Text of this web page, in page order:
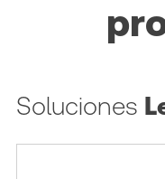
Soluciones